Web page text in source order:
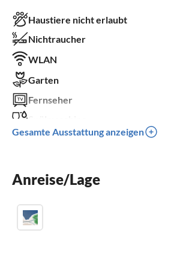
Haustiere nicht erlaubt
Nichtraucher
WLAN
Garten
Fernseher
Balkon
Parkplatz
Gesamte Ausstattung anzeigen
Anreise/Lage